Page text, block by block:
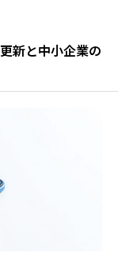
新と中小企業の